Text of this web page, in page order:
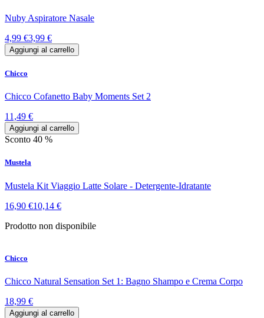
Nuby Aspiratore Nasale
4,99 €3,99 €
Aggiungi al carrello
Chicco
Chicco Cofanetto Baby Moments Set 2
11,49 €
Aggiungi al carrello
Sconto 40 %
Mustela
Mustela Kit Viaggio Latte Solare - Detergente-Idratante
16,90 €10,14 €
Prodotto non disponibile
Chicco
Chicco Natural Sensation Set 1: Bagno Shampo e Crema Corpo
18,99 €
Aggiungi al carrello